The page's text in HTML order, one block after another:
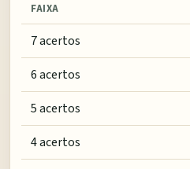
FAIXA
7 acertos
6 acertos
5 acertos
4 acertos